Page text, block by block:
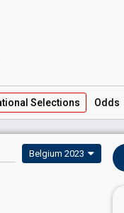
Selections Odds
Belgium 2023